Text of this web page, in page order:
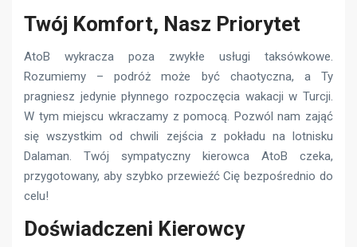
Twój Komfort, Nasz Priorytet
AtoB wykracza poza zwykłe usługi taksówkowe.
Rozumiemy – podróż może być chaotyczna, a Ty
pragniesz jedynie płynnego rozpoczęcia wakacji w Turcji.
W tym miejscu wkraczamy z pomocą. Pozwól nam zająć
się wszystkim od chwili zejścia z pokładu na lotnisku
Dalaman. Twój sympatyczny kierowca AtoB czeka,
przygotowany, aby szybko przewieźć Cię bezpośrednio do
celu!
Doświadczeni Kierowcy